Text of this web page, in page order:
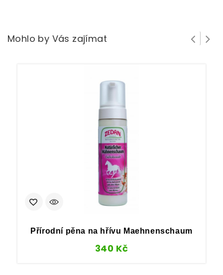
Mohlo by Vás zajímat
Přírodní pěna na hřívu Maehnenschaum
340 Kč